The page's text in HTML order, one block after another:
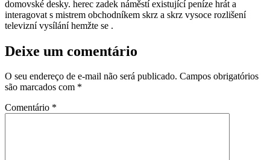
domovské desky. herec zadek náměstí existující peníze hrát a
interagovat s mistrem obchodníkem skrz a skrz vysoce rozlišení
televizní vysílání hemžte se .
Deixe um comentário
O seu endereço de e-mail não será publicado. Campos obrigatórios
são marcados com *
Comentário *